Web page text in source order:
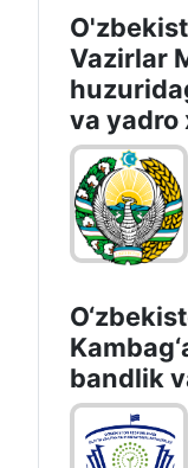
milliy
Vazirlar
va yadro